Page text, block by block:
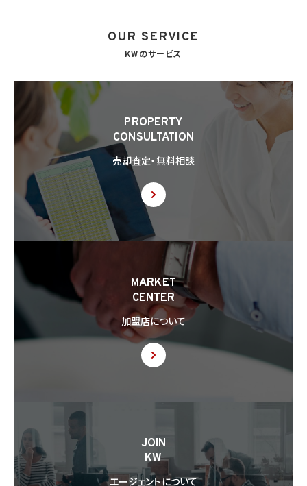
OUR SERVICE
KWのサービス
PROPERTY
CONSULTATION
売却査定・無料相談
MARKET
CENTER
加盟店について
JOIN
KW
エージェントについて